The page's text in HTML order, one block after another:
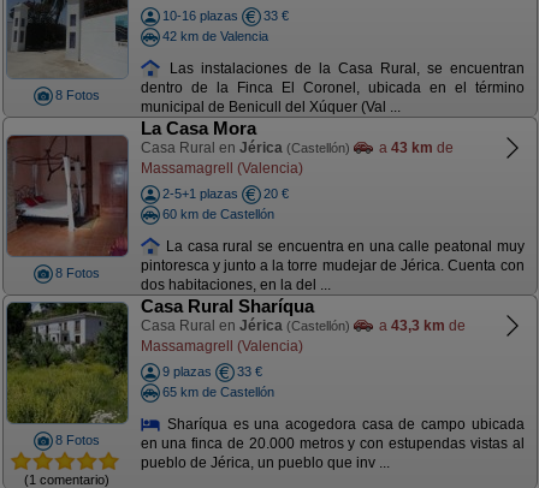
8 Fotos
10-16 plazas
33 €
42 km de Valencia
Las instalaciones de la Casa Rural, se encuentran
dentro de la Finca El Coronel, ubicada en el término
municipal de Benicull del Xúquer (Val ...
8 Fotos
La Casa Mora
Casa Rural en Jérica (Castellón) a 43 km de
Massamagrell (Valencia)
2-5+1 plazas
20 €
60 km de Castellón
La casa rural se encuentra en una calle peatonal muy
pintoresca y junto a la torre mudejar de Jérica. Cuenta con
dos habitaciones, en la del ...
8 Fotos
(1 comentario)
Casa Rural Sharíqua
Casa Rural en Jérica (Castellón) a 43,3 km de
Massamagrell (Valencia)
9 plazas
33 €
65 km de Castellón
Sharíqua es una acogedora casa de campo ubicada
en una finca de 20.000 metros y con estupendas vistas al
pueblo de Jérica, un pueblo que inv ...